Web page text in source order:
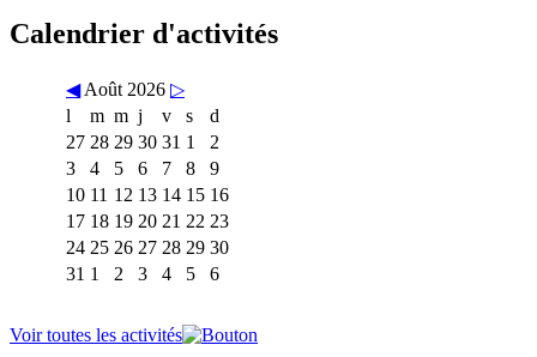
Calendrier d'activités
◀ Août 2026 ▷
l
m m j v s
d
27 28 29 30 31 1
2
3
4 5 6 7 8
9
10 11 12 13 14 15 16
17 18 19 20 21 22 23
24 25 26 27 28 29 30
31 1 2 3 4 5 6
Voir toutes les activités